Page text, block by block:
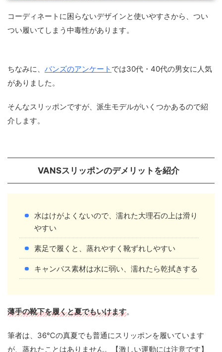
コーディネートに困らないデザインと使いやすさから、つい
つい履いてしまう中毒性があります。
ちなみに、 バンズのアンケート では30代・40代の男女に人気
がありました。
そんなスリッポンですが、派生モデルがいくつかあるので紹
介します。
VANSスリッポンのデメリットを紹介
水はけがよくないので、濡れた大理石の上は滑り
やすい
素足で履くと、蒸れやすく靴ずれしやすい
キャンバス素材は水に弱い、濡れたら乾拭きする
薄手の靴下を履くと夏でもいけます。
筆者は、36℃の真夏でも普通にスリッポンを履いています
が、蒸れたことはありません。【激しい運動には注意です】